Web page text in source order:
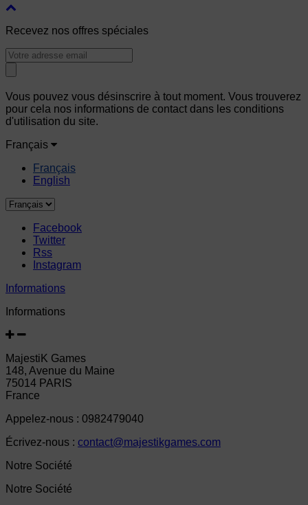
Recevez nos offres spéciales
Vous pouvez vous désinscrire à tout moment. Vous trouverez
pour cela nos informations de contact dans les conditions
d'utilisation du site.
Français
Français
English
Facebook
Twitter
Rss
Instagram
Informations
Informations
MajestiK Games
148, Avenue du Maine
75014 PARIS
France
Appelez-nous : 0982479040
Écrivez-nous : contact@majestikgames.com
Notre Société
Notre Société